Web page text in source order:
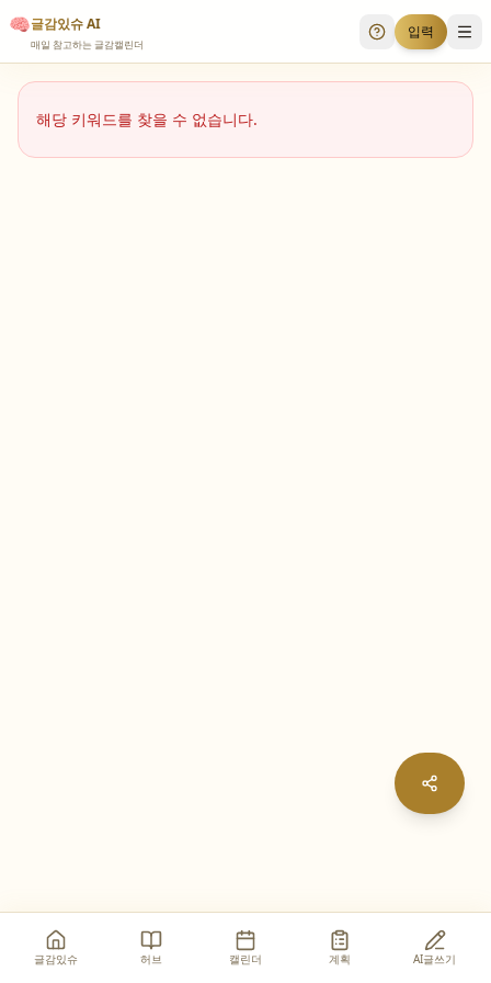
🧠글감있슈 AI
매일 참고하는 글감캘린더 투표 안내
입력 메
해당 키워드를 찾을 수 없습니다.
글감있슈 허브 캘린더 계획 AI글쓰기